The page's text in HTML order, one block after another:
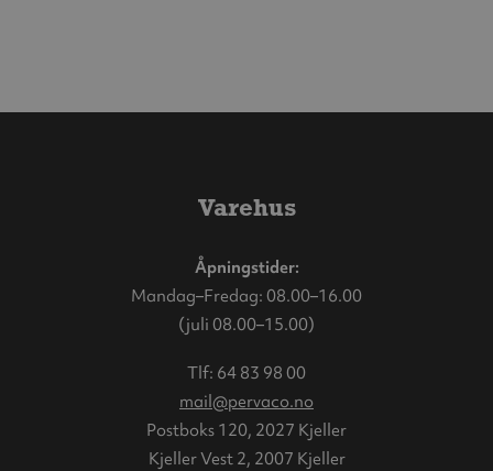
Varehus
Åpningstider:
Mandag–Fredag: 08.00–16.00
(juli 08.00–15.00)
Tlf: 64 83 98 00
mail@pervaco.no
Postboks 120, 2027 Kjeller
Kjeller Vest 2, 2007 Kjeller